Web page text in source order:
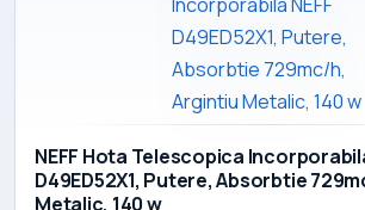
NEFF Hota Telescopica
D49ED52X1, Putere, Absorbtie
Metalic, 140 w